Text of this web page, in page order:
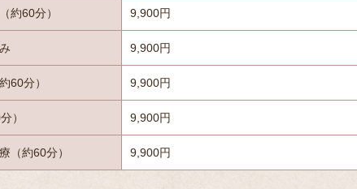
約60分） 9,900円
9,900円
60分） 9,900円
） 9,900円
（約60分） 9,900円